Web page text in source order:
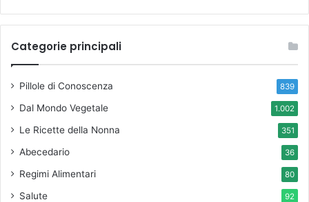
Categorie principali
Pillole di Conoscenza 839
Dal Mondo Vegetale 1.002
Le Ricette della Nonna 351
Abecedario 36
Regimi Alimentari 80
Salute 92